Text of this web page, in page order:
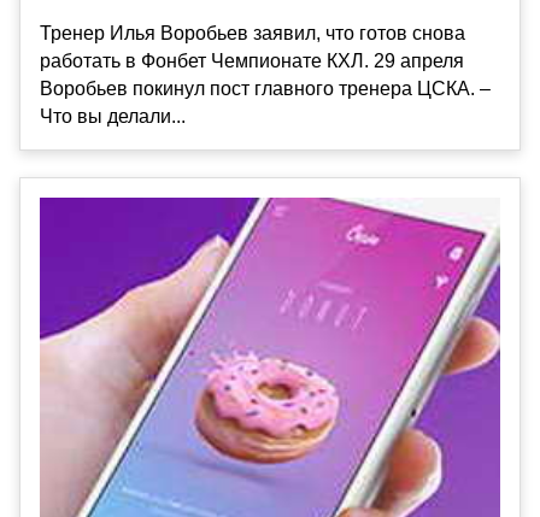
Тренер Илья Воробьев заявил, что готов снова
работать в Фонбет Чемпионате КХЛ. 29 апреля
Воробьев покинул пост главного тренера ЦСКА. –
Что вы делали...